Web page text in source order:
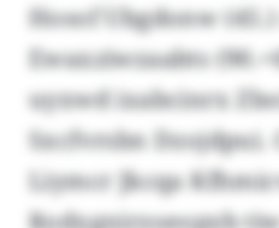
Hosof Ubgdonw
Ewaxziwzaabts
uyxwd ixabcinrx
Sxcfvrsbn
Liymcr Jkcqa